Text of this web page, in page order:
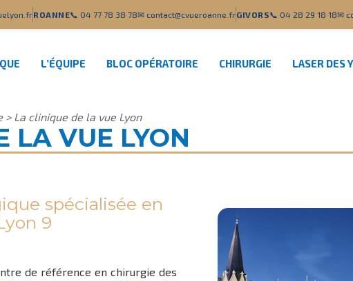
ROANNE📞 04 77 78 38 78✉ contact@cvueroanne.frGIVORS📞 04 28 29 18 18✉
L’ÉQUIPE BLOC OPÉRATOIRE CHIRURGIE LASER DES
> La clinique de la vue Lyon
LA VUE LYON
spécialisée en
9
de référence en chirurgie des